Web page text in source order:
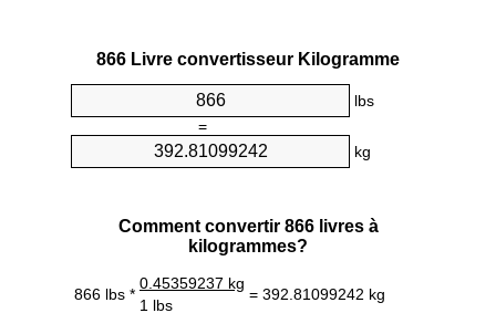
866 Livre convertisseur Kilogramme
lbs
=
kg
Comment convertir 866 livres à
kilogrammes?
866 lbs *
0.45359237 kg
= 392.81099242 kg
1 lbs